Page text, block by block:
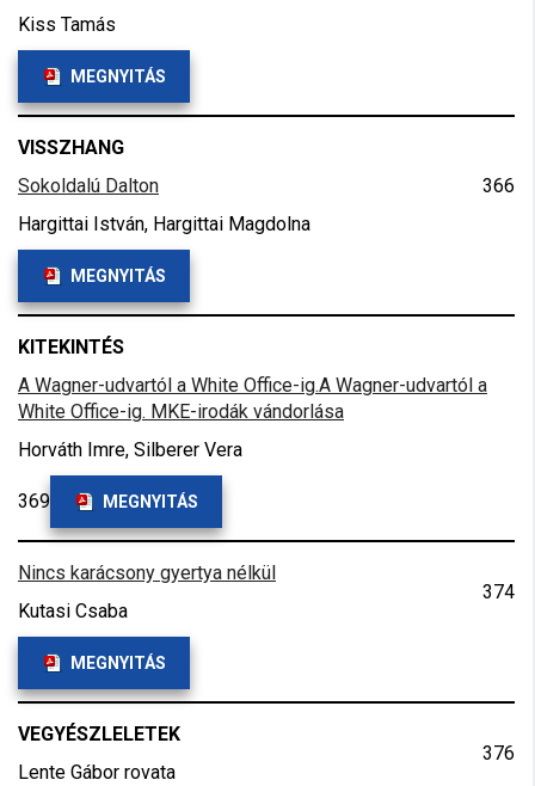
Kiss Tamás
MEGNYITÁS
VISSZHANG
Sokoldalú Dalton
Hargittai István, Hargittai Magdolna
366
MEGNYITÁS
KITEKINTÉS
A Wagner-udvartól a White Office-ig.A Wagner-udvartól a
White Office-ig. MKE-irodák vándorlása
Horváth Imre, Silberer Vera
369 MEGNYITÁS
Nincs karácsony gyertya nélkül
Kutasi Csaba
374
MEGNYITÁS
VEGYÉSZLELETEK
Lente Gábor rovata
376